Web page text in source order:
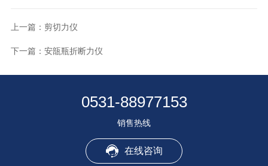
上一篇： 剪切力仪
下一篇： 安瓿瓶折断力仪
0531-88977153
销售热线
在线咨询